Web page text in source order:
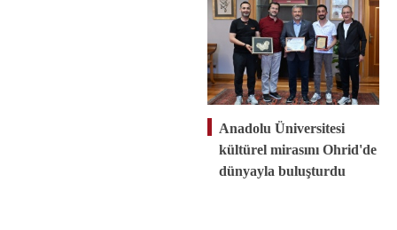
Anadolu Üniversitesi
kültürel mirasını Ohrid'de
dünyayla buluşturdu